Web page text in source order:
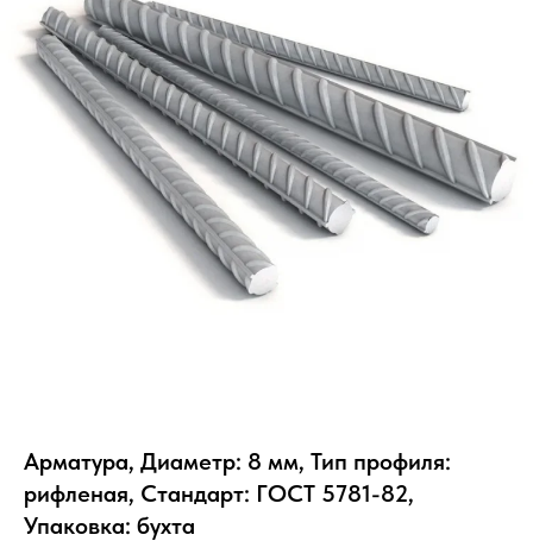
Арматура, Диаметр: 8 мм, Тип профиля:
рифленая, Стандарт: ГОСТ 5781-82,
Упаковка: бухта